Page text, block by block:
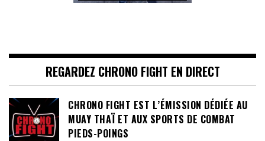
REGARDEZ CHRONO FIGHT EN DIRECT
CHRONO FIGHT EST L’ÉMISSION DÉDIÉE AU
MUAY THAÏ ET AUX SPORTS DE COMBAT
PIEDS-POINGS